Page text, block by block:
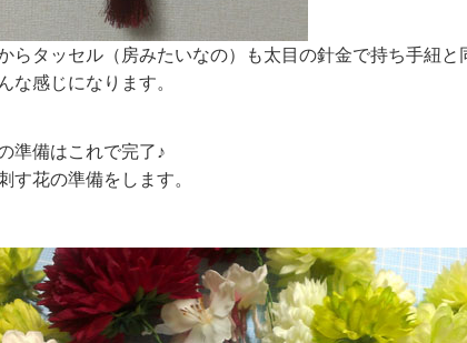
らタッセル（房みたいなの）も太目の針金で持ち手紐
な感じになります。
準備はこれで完了♪
す花の準備をします。